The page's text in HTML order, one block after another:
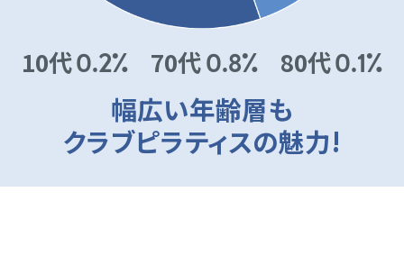
10代0.2% 70代 0.8% 80代0.1%
幅広い年齢層も
クラブピラティスの魅力!